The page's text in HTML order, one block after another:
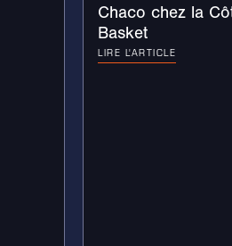
Chaco chez la
Basket
LIRE L'ARTICLE